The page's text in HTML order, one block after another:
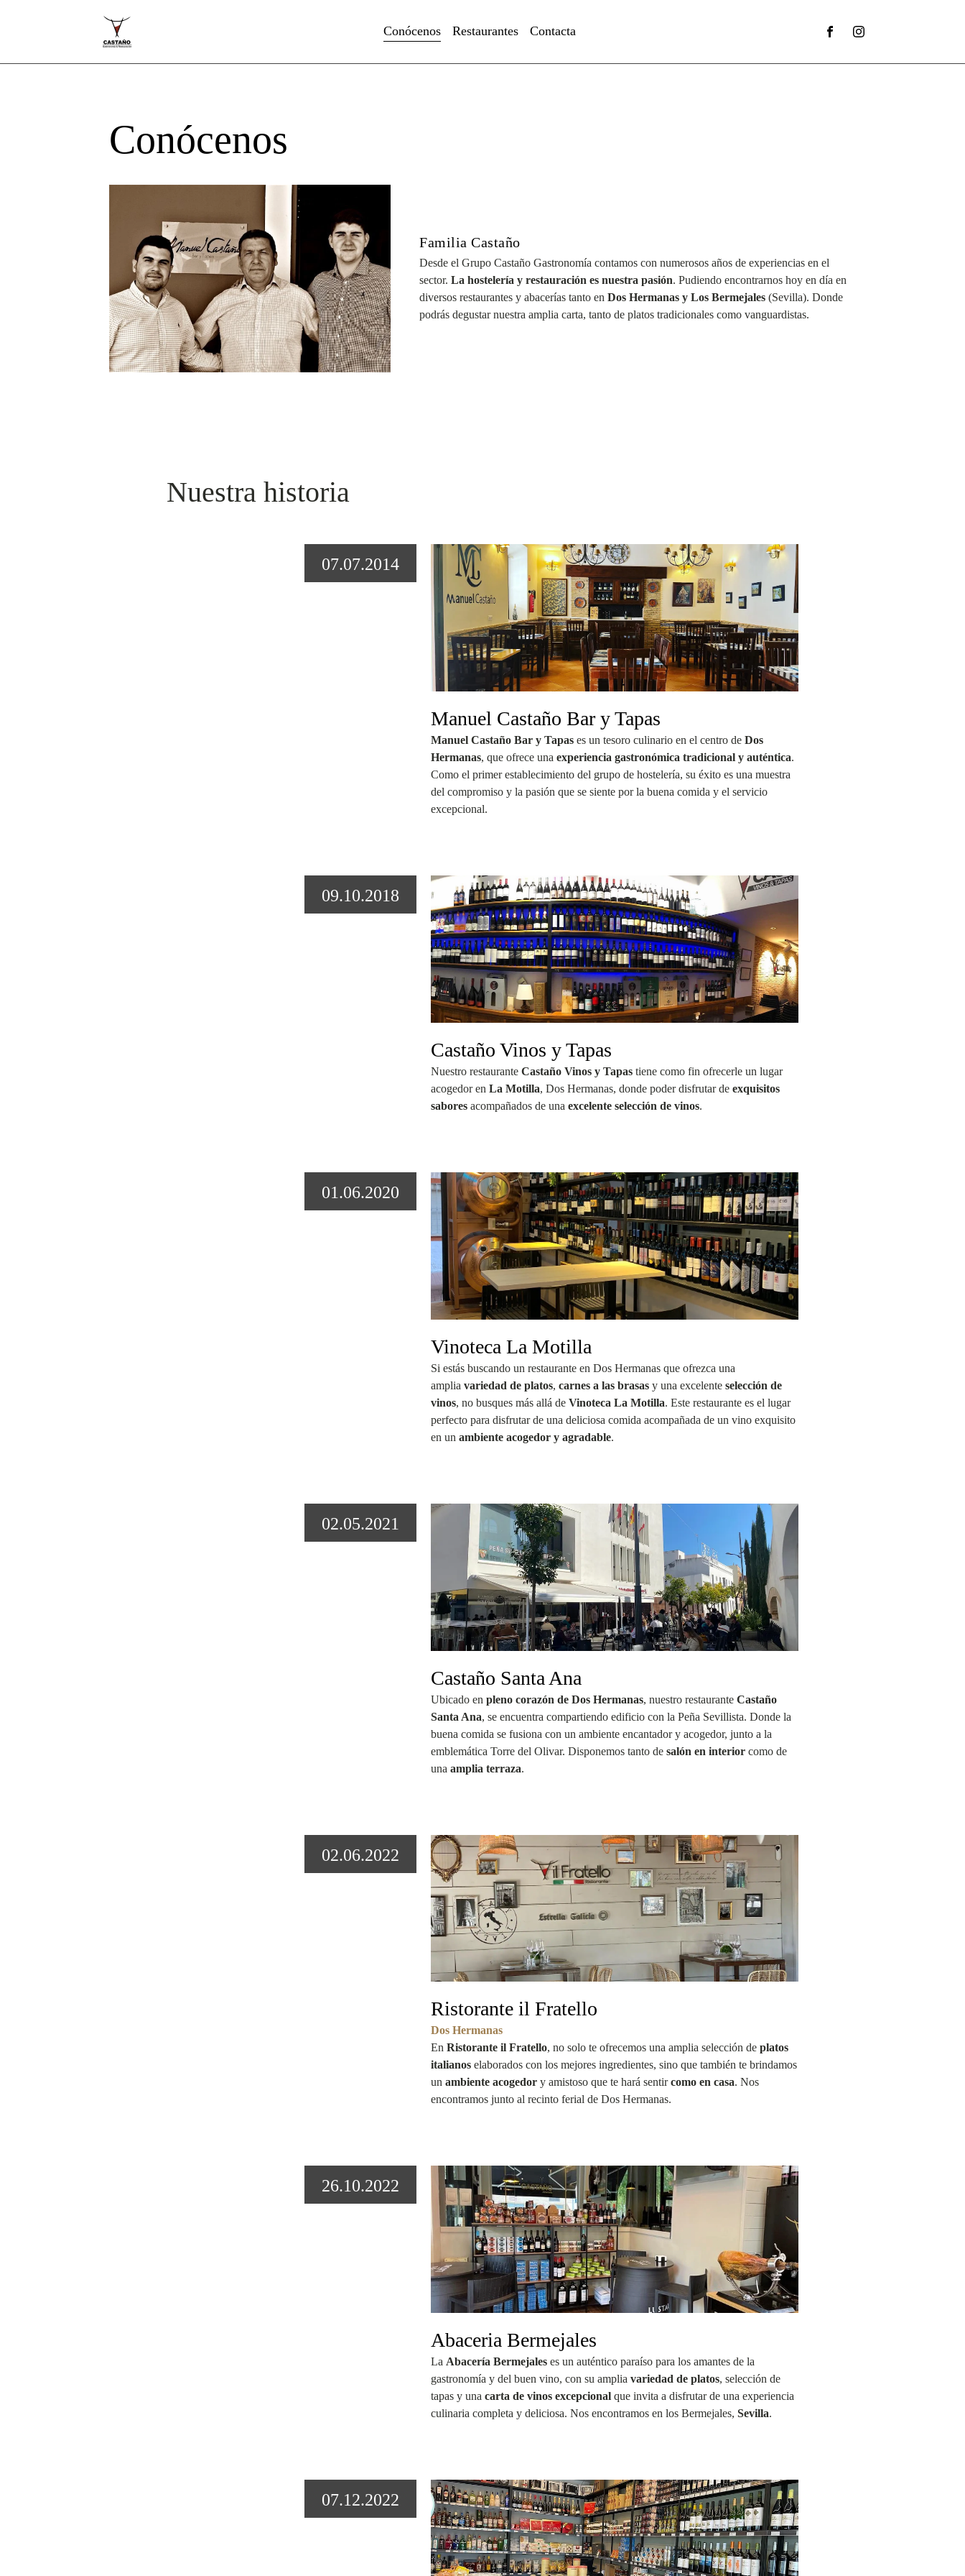
Conócenos Restaurantes Contacta
Conócenos
Familia Castaño
Desde el Grupo Castaño Gastronomía contamos con numerosos años de experiencias en el
sector. La hostelería y restauración es nuestra pasión. Pudiendo encontrarnos hoy en día en
diversos restaurantes y abacerías tanto en Dos Hermanas y Los Bermejales (Sevilla). Donde
podrás degustar nuestra amplia carta, tanto de platos tradicionales como vanguardistas.
Nuestra historia
07.07.2014
Manuel Castaño Bar y Tapas
Manuel Castaño Bar y Tapas es un tesoro culinario en el centro de Dos
Hermanas, que ofrece una experiencia gastronómica tradicional y auténtica.
Como el primer establecimiento del grupo de hostelería, su éxito es una muestra
del compromiso y la pasión que se siente por la buena comida y el servicio
excepcional.
09.10.2018
Castaño Vinos y Tapas
Nuestro restaurante Castaño Vinos y Tapas tiene como fin ofrecerle un lugar
acogedor en La Motilla, Dos Hermanas, donde poder disfrutar de exquisitos
sabores acompañados de una excelente selección de vinos.
01.06.2020
Vinoteca La Motilla
Si estás buscando un restaurante en Dos Hermanas que ofrezca una
amplia variedad de platos, carnes a las brasas y una excelente selección de
vinos, no busques más allá de Vinoteca La Motilla. Este restaurante es el lugar
perfecto para disfrutar de una deliciosa comida acompañada de un vino exquisito
en un ambiente acogedor y agradable.
02.05.2021
Castaño Santa Ana
Ubicado en pleno corazón de Dos Hermanas, nuestro restaurante Castaño
Santa Ana, se encuentra compartiendo edificio con la Peña Sevillista. Donde la
buena comida se fusiona con un ambiente encantador y acogedor, junto a la
emblemática Torre del Olivar. Disponemos tanto de salón en interior como de
una amplia terraza.
02.06.2022
Ristorante il Fratello
Dos Hermanas
En Ristorante il Fratello, no solo te ofrecemos una amplia selección de platos
italianos elaborados con los mejores ingredientes, sino que también te brindamos
un ambiente acogedor y amistoso que te hará sentircomo en casa. Nos
encontramos junto al recinto ferial de Dos Hermanas.
26.10.2022
Abaceria Bermejales
La Abacería Bermejales es un auténtico paraíso para los amantes de la
gastronomía y del buen vino, con su amplia variedad de platos, selección de
tapas y una carta de vinos excepcional que invita a disfrutar de una experiencia
culinaria completa y deliciosa. Nos encontramos en los Bermejales, Sevilla.
07.12.2022